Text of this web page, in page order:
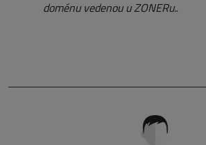
doménu vedenou u ZONERu..